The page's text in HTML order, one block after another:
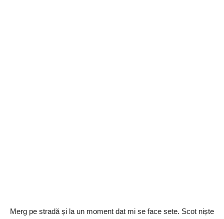
Merg pe stradă și la un moment dat mi se face sete. Scot niște